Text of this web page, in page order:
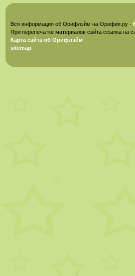
Вся информация об Орифлэйм на Орифия.ру -
При перепечатке материалов сайта ссылка на
Карта сайта об Орифлэйм
sitemap